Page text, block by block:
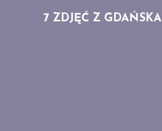
7 ZDJĘĆ Z GDAŃSKA